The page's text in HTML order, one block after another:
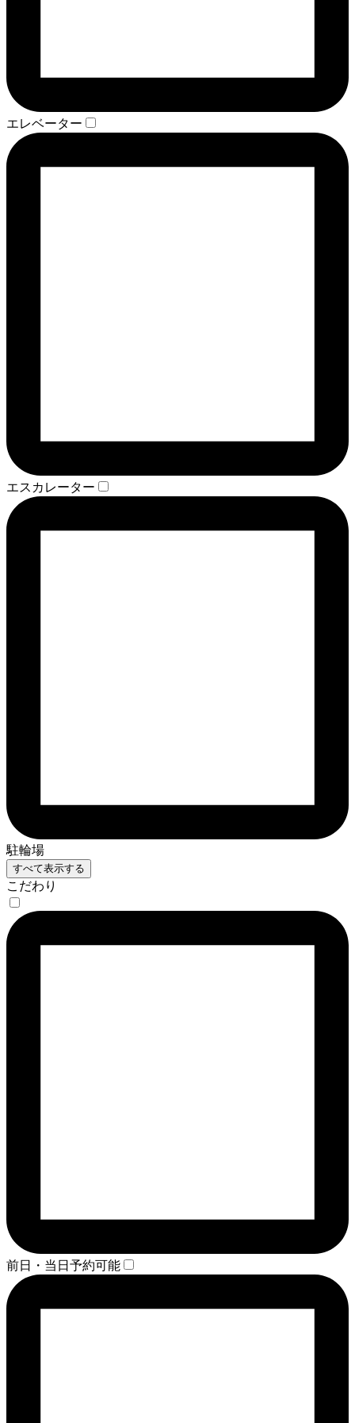
エレベーター
エスカレーター
駐輪場
すべて表示する
こだわり
前日・当日予約可能